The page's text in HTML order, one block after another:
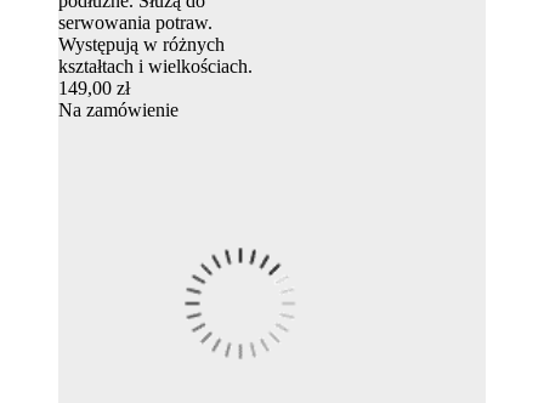
serwowania potraw.
Występują w różnych
kształtach i wielkościach.
149,00 zł
Na zamówienie